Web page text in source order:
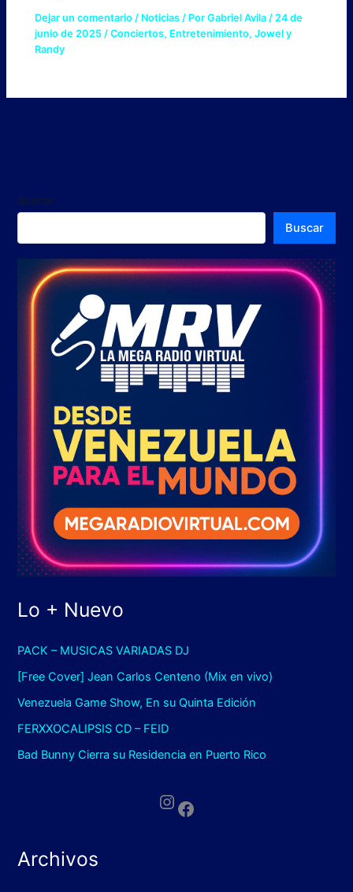
Dejar un comentario / Noticias / PorGabriel Avila / 24 de
junio de 2025 /Conciertos, Entretenimiento,Jowel y
Randy
Buscar
Buscar
Lo + Nuevo
PACK – MUSICAS VARIADAS DJ
[Free Cover] Jean Carlos Centeno (Mix en vivo)
Venezuela Game Show, En su Quinta Edición
FERXXOCALIPSIS CD – FEID
Bad Bunny Cierra su Residencia en Puerto Rico
Instagram Facebook
Archivos